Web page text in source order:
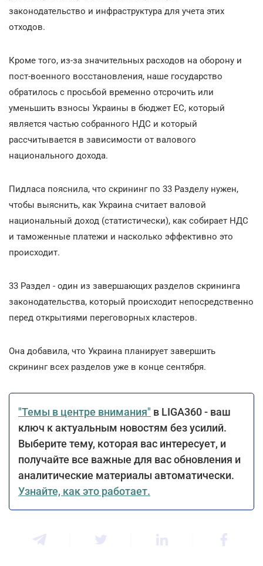
законодательство и инфраструктура для учета этих
отходов.
Кроме того, из-за значительных расходов на оборону и
пост-военного восстановления, наше государство
обратилось с просьбой временно отсрочить или
уменьшить взносы Украины в бюджет ЕС, который
является частью собранного НДС и который
рассчитывается в зависимости от валового
национального дохода.
Пидласа пояснила, что скрининг по 33 Разделу нужен,
чтобы выяснить, как Украина считает валовой
национальный доход (статистически), как собирает НДС
и таможенные платежи и насколько эффективно это
происходит.
33 Раздел - один из завершающих разделов скрининга
законодательства, который происходит непосредственно
перед открытиями переговорных кластеров.
Она добавила, что Украина планирует завершить
скрининг всех разделов уже в конце сентября.
"Темы в центре внимания" в LIGA360 - ваш
ключ к актуальным новостям без усилий.
Выберите тему, которая вас интересует, и
получайте все важные для вас обновления и
аналитические материалы автоматически.
Узнайте, как это работает.